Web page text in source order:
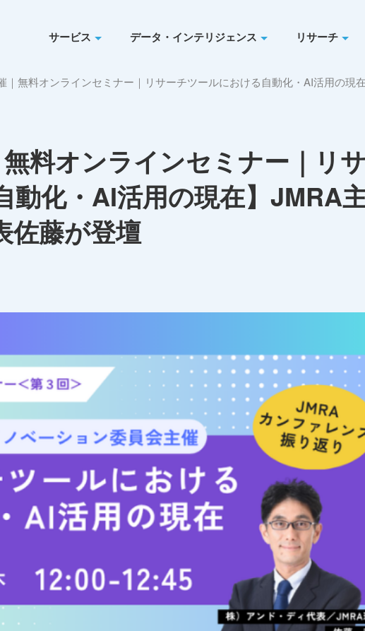
サービス データ・インテリジェンス リサーチ
｜無料オンラインセミナー｜リサーチツールにおける自動化・AI活用の
無料オンラインセミナー｜リ
動化・AI活用の現在】JMRA
佐藤が登壇